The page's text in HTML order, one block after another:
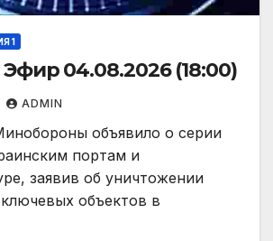
1
04.08.2026 (18:00)
ADMIN
объявило о серии
портам и
заявив об уничтожении
объектов в